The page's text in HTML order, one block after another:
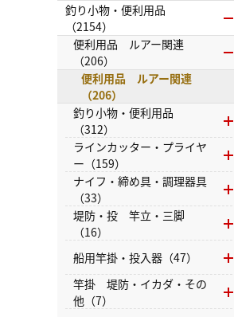
釣り小物・便利用品
（2154）
便利用品 ルアー関連
（206）
便利用品 ルアー関連
（206）
釣り小物・便利用品
（312）
ラインカッター・プライヤ
ー（159）
ナイフ・締め具・調理器具
（33）
堤防・投 竿立・三脚
（16）
船用竿掛・投入器（47）
竿掛 堤防・イカダ・その
他（7）